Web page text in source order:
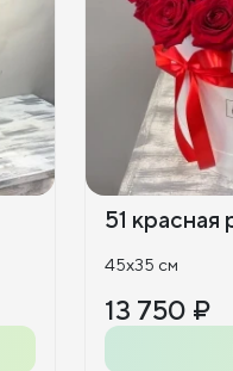
51 красная
45x35 см
13 750 ₽